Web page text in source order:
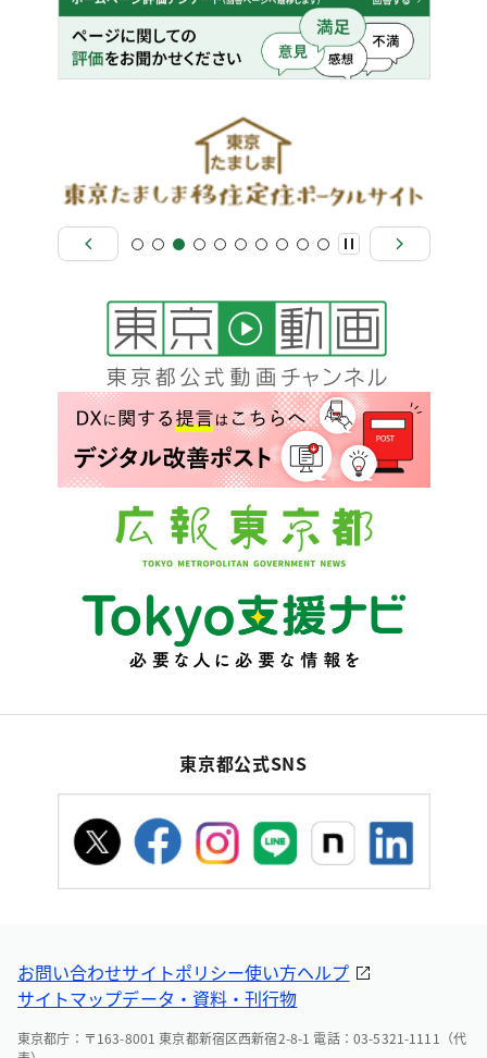
東京都公式SNS
お問い合わせサイトポリシー使い方ヘルプ
サイトマップデータ・資料・刊行物
東京都庁：〒163-8001 東京都新宿区西新宿2-8-1 電話：03-5321-1111（代